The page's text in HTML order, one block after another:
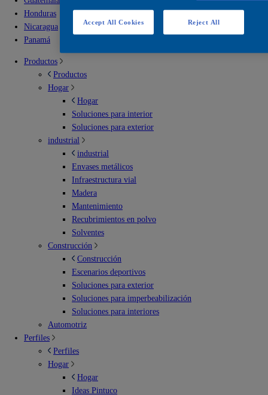
Honduras
Nicaragua
Panamá
Productos
Productos
Hogar
Hogar
Soluciones para interior
Soluciones para exterior
industrial
industrial
Envases metálicos
Infraestructura vial
Madera
Mantenimiento
Recubrimientos en polvo
Solventes
Construcción
Construcción
Escenarios deportivos
Soluciones para exterior
Soluciones para imperbeabilización
Soluciones para interiores
Automotriz
Perfiles
Perfiles
Hogar
Hogar
Ideas Pintuco
Reject All
Accept All Cookies